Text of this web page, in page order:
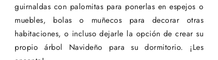
guirnaldas con palomitas para ponerlas en espejos o
muebles, bolas o muñecos para decorar otras
habitaciones, o incluso dejarle la opción de crear su
propio árbol Navideño para su dormitorio. ¡Les